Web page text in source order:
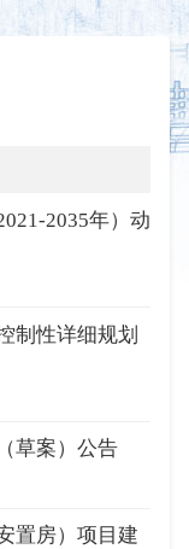
2035年）动
制性详细规划
草案）公告
置房）项目建